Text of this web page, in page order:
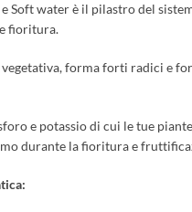
Soft water è il pilastro del
fioritura.
forma forti radici e
e potassio di cui le tue
durante la fioritura e